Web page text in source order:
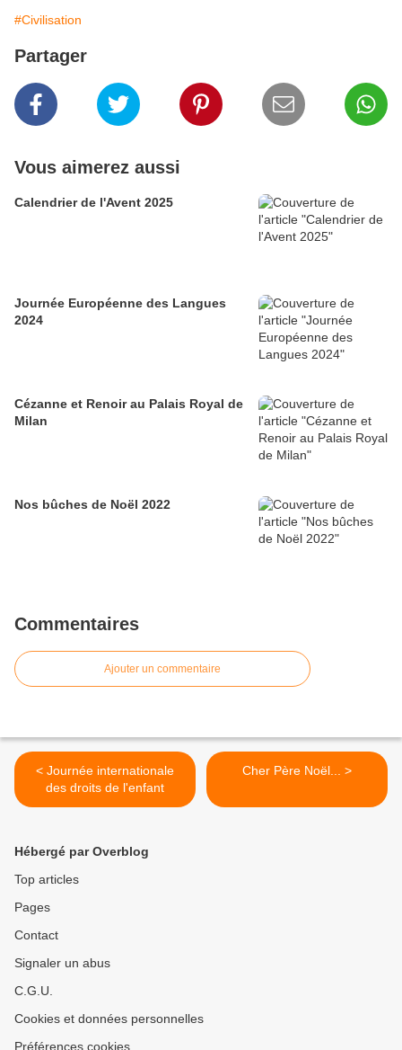
#Civilisation
Partager
Vous aimerez aussi
Calendrier de l'Avent 2025
Journée Européenne des Langues
2024
Cézanne et Renoir au Palais Royal de
Milan
Nos bûches de Noël 2022
Commentaires
Ajouter un commentaire
< Journée internationale
des droits de l'enfant
Cher Père Noël... >
Hébergé par Overblog
Top articles
Pages
Contact
Signaler un abus
C.G.U.
Cookies et données personnelles
Préférences cookies